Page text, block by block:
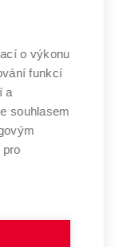
o výkonu
funkcí
a
souhlasem
pro